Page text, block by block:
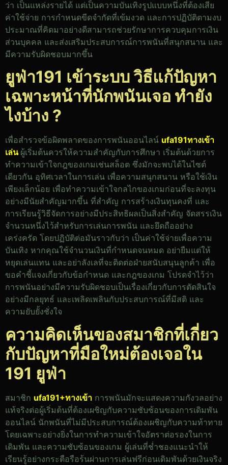
ว่า เป็นแหล่งรายได้ แต่เป็นความบันเทิงรูปแบบหนึ่งที่ต้องเสีย
ค่าใช้จ่าย การกำหนดขีดจำกัดที่เข้มงวด และการปฏิบัติตามงบ
ประมาณที่คิดมาอย่างดีสามารถช่วยรักษาการควบคุมการเงิน
ส่วนบุคคล และส่งเสริมประสบการณ์การพนันที่สนุกสนาน และ
มีความรับผิดชอบมากขึ้น
ยูฟ่า191 เข้าระบบ วิธีแก้ปัญหา
เฉพาะหน้าที่นักพนันเจอ ทำยัง
ไงบ้าง ?
เพื่อสำรวจข้อผิดพลาดของการพนันออนไลน์ ufa191ทางเข้า
เล่น ผู้เริ่มต้นควรให้ความสำคัญกับการศึกษา เริ่มต้นด้วยการ
ทำความเข้าใจกฎของเกมเช่นสล็อต ซึ่งมักจะพบได้ในไซต์
เดียวกัน อุทิศเวลาในการเล่น เพื่อความสนุกสนาน หรือใช้เงิน
เพียงเล็กน้อย เพื่อทำความเข้าใจกลไกของเกมก่อนที่จะลงทุน
อย่างมีนัยสำคัญมากขึ้น ที่สำคัญ การสร้างเงินทุนคงที่ และ
การเรียนรู้วิธีจัดการอย่างมีประสิทธิผลเป็นสิ่งสำคัญ จัดสรรเงิน
จำนวนหนึ่งไว้สำหรับการเล่นการพนัน และยึดถืออย่าง
เคร่งครัด โดยปฏิบัติต่อมันราวกับว่า เป็นค่าใช้จ่ายเพื่อความ
บันเทิง หากคุณใช้จำนวนเงินที่กำหนดจนหมด อย่ายืมแต่ให้
หยุดเล่นแทน และอย่าลังเลที่จะติดต่อฝ่ายสนับสนุนลูกค้า เพื่อ
ขอคำชี้แจงเกี่ยวกับข้อกำหนด และกฎของเกม โปรดจำไว้ว่า
การพนันอย่างมีความรับผิดชอบเป็นเรื่องเกี่ยวกับการตัดสินใจ
อย่างมีกลยุทธ์ และเพลิดเพลินกับประสบการณ์ที่มีสติ และ
ความยับยั้งชั่งใจ
ความคิดเห็นของสมาชิกที่เกี่ยว
กับปัญหาที่มือใหม่ต้องเจอใน
191 ยูฟ่า
สมาชิก ufa191+ทางเข้า การพนันมักจะแสดงความกังวลอย่าง
แท้จริงต่อผู้เริ่มต้นที่ต้องเผชิญกับความซับซ้อนของการเดิมพัน
ออนไลน์ นักพนันที่ไม่มีประสบการณ์ต้องเผชิญกับความท้าทาย
โดยเฉพาะอย่างยิ่งในการทำความเข้าใจอัตราต่อรองในการ
เดิมพัน และความซับซ้อนของเกม ผู้เล่นที่ช่ำชองแนะนำให้
เรียนรู้อย่างกระตือรือร้นผ่านการเล่นฟรีก่อนเดิมพันด้วยเงินจริง